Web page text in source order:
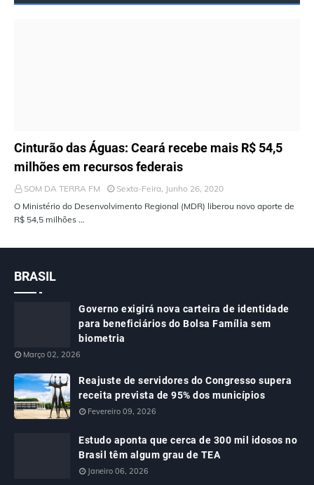
ÚLTIMAS NOTÍCIAS
Cinturão das Águas: Ceará recebe mais R$ 54,5
milhões em recursos federais
SOM DA TERRA FM
Sexta-Feira, Junho 26, 2020
O Ministério do Desenvolvimento Regional (MDR) liberou novo aporte de
R$ 54,5 milhões …
BRASIL
Governo exigirá nova carteira de identidade
para beneficiários do Bolsa Família sem
biometria
Março 02, 2026
Reajuste de servidores do Congresso supera
receita prevista de 95% dos municípios
Fevereiro 09, 2026
Estudo aponta que cerca de 300 mil idosos no
Brasil têm algum grau de TEA
Janeiro 06, 2026